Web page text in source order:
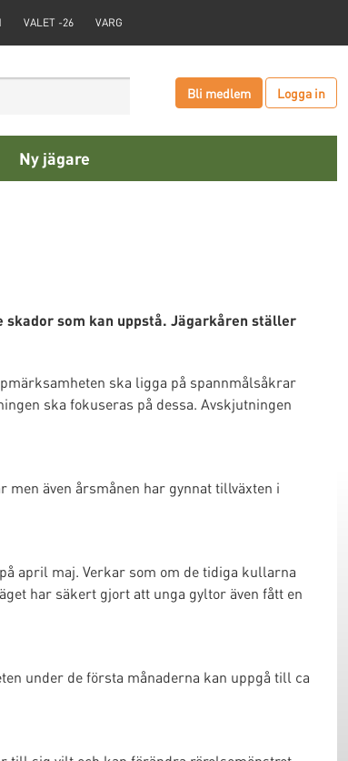
VALET -26 VARG
Bli medlem Logga in
Ny jägare
som kan uppstå. Jägarkåren ställer
ska ligga på spannmålsåkrar
ska fokuseras på dessa. Avskjutningen
även årsmånen har gynnat tillväxten i
april maj. Verkar som om de tidiga kullarna
har säkert gjort att unga gyltor även fått en
under de första månaderna kan uppgå till ca